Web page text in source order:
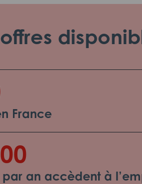
offres
France
par an accèdent à